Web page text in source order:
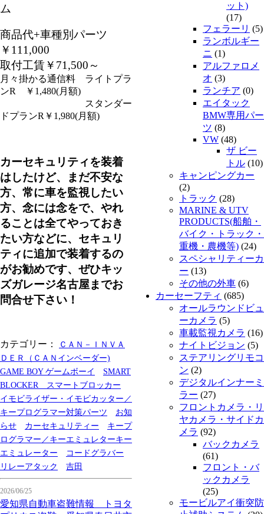
ム
商品代+車種別パーツ
￥111,000
取付工賃￥71,500～
月々掛かる通信料 ライトプラ
ンR ￥1,480(月額)
スタンダー
ドプランR￥1,980(月額)
カーセキュリティを装着
はしたけど、まだ不安な
方、常に車を監視したい
方、念には念をで、やれ
ることは全てやっておき
たい方などに、セキュリ
ティに追加で装着するの
がお勧めです、ぜひキッ
ズガレージ名古屋までお
問合せ下さい！
カテゴリー：
ＣＡＮ－ＩＮＶＡ
ＤＥＲ（ＣＡＮインベーダー)
GAME BOY ゲームボーイ
SMART
BLOCKER スマートブロッカー
イモビライザー・イモビカッター／
キープログラマー対策パーツ
お知
らせ
カーセキュリティー
キープ
ログラマー／キーエミュレターキー
エミュレーター
コードグラバー
リレーアタック
吉田
2026/06/25
愛知県自動車盗難情報 トヨタ
ット)
(17)
フェラーリ (5)
ランボルギー
ニ (1)
アルファロメ
オ (3)
ランチア (0)
エイタック
BMW専用パー
ツ (8)
VW (48)
ザ ビー
トル (10)
キャンピングカー
(2)
トラック (28)
MARINE & UTV
PRODUCTS(船舶・
バイク・トラック・
重機・農機等) (24)
スペシャリティーカ
ー (13)
その他の外車 (6)
カーセーフティ (685)
オールラウンドビュ
ーカメラ (5)
車載監視カメラ (16)
ナイトビジョン (5)
ステアリングリモコ
ン (2)
デジタルインナーミ
ラー (27)
フロントカメラ・リ
ヤカメラ・サイドカ
メラ (92)
バックカメラ
(61)
フロント・バ
ックカメラ
(25)
モービルアイ衝突防